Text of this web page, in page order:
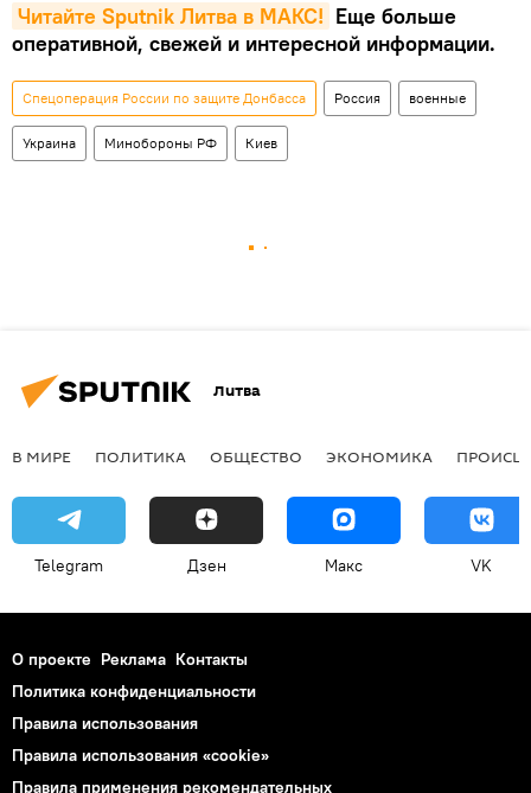
Читайте Sputnik Литва в MAКС! Еще больше
оперативной, свежей и интересной информации.
Спецоперация России по защите Донбасса Россия военные
Украина Минобороны РФ Киев
Литва
В МИРЕ ПОЛИТИКА ОБЩЕСТВО ЭКОНОМИКА
Telegram Дзен Макс VK
О проекте Реклама Контакты
Политика конфиденциальности
Правила использования
Правила использования «cookie»
Правила применения рекомендательных